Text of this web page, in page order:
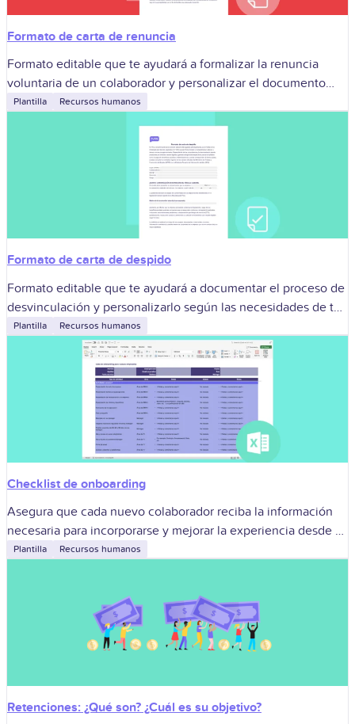
Formato de carta de renuncia
Formato editable que te ayudará a formalizar la renuncia
voluntaria de un colaborador y personalizar el documento
según las necesidades de tu organización.
Plantilla Recursos humanos
Formato de carta de despido
Formato editable que te ayudará a documentar el proceso de
desvinculación y personalizarlo según las necesidades de tu
organización.
Plantilla Recursos humanos
Checklist de onboarding
Asegura que cada nuevo colaborador reciba la información
necesaria para incorporarse y mejorar la experiencia desde el
primer día.
Plantilla Recursos humanos
Retenciones: ¿Qué son? ¿Cuál es su objetivo?